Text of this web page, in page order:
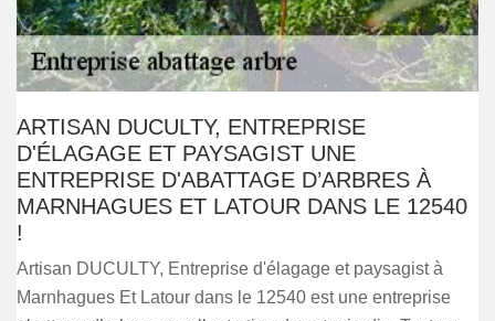
ARTISAN DUCULTY, ENTREPRISE
D'ÉLAGAGE ET PAYSAGIST UNE
ENTREPRISE D'ABATTAGE D’ARBRES À
MARNHAGUES ET LATOUR DANS LE 12540
!
Artisan DUCULTY, Entreprise d'élagage et paysagist à
Marnhagues Et Latour dans le 12540 est une entreprise